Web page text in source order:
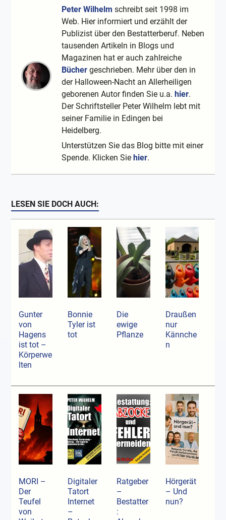
Peter Wilhelm schreibt seit 1998 im
Web. Hier informiert und erzählt der
Publizist über den Bestatterberuf. Neben
tausenden Artikeln in Blogs und
Magazinen hat er auch zahlreiche
Bücher geschrieben. Mehr über den in
der Halloween-Nacht an Allerheiligen
geborenen Autor finden Sie u.a. hier.
Der Schriftsteller Peter Wilhelm lebt mit
seiner Familie in Edingen bei
Heidelberg.
Unterstützen Sie das Blog bitte mit einer
Spende. Klicken Sie hier.
LESEN SIE DOCH AUCH:
Gunter
von
Hagens
ist tot –
Körperwe
lten
Bonnie
Tyler ist
tot
Die
ewige
Pflanze
Draußen
nur
Kännche
n
MORI –
Der
Teufel
von
Digitaler
Tatort
Internet
–
Ratgeber
–
Bestatter
:
Hörgerät
– Und
nun?